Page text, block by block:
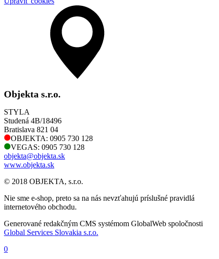
Objekta s.r.o.
STYLA
Studená 4B/18496
Bratislava 821 04
OBJEKTA: 0905 730 128
VEGAS: 0905 730 128
objekta@objekta.sk
www.objekta.sk
© 2018 OBJEKTA, s.r.o.
Nie sme e-shop, preto sa na nás nevzťahujú príslušné pravidlá
internetového obchodu.
Generované redakčným CMS systémom GlobalWeb spoločnosti
Global Services Slovakia s.r.o.
0